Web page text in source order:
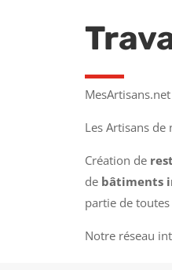
Les Artisans
Création de
de bâtiments
partie de toutes
Notre réseau